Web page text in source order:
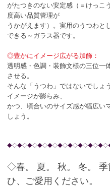
がたつきのない安定感（＝けっこ
度高い品質管理が
うかがえます）。実用のうつわと
できる～ガラス器です。
◎豊かにイメージ広がる加飾：
透明感・色調・装飾文様の三位一
させる。
そんな「うつわ」ではないでしょ
イメージが膨らみ、
かつ、頃合いのサイズ感が幅広い
しょう。
◇春。 夏。 秋。 冬。 季
ひ、ご愛用ください。